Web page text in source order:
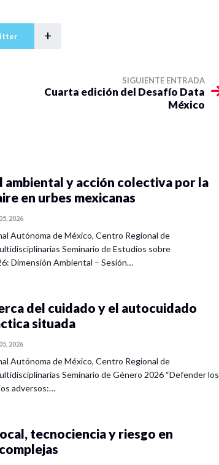
+
SIGUIENTE ENTRADA
Cuarta edición del Desafío Data
México
ambiental y acción colectiva por la
en urbes mexicanas
2026
Autónoma de México, Centro Regional de
Seminario de Estudios sobre
Dimensión Ambiental – Sesión…
del cuidado y el autocuidado
situada
2026
Autónoma de México, Centro Regional de
Seminario de Género 2026 “Defender los
adversos:…
tecnociencia y riesgo en